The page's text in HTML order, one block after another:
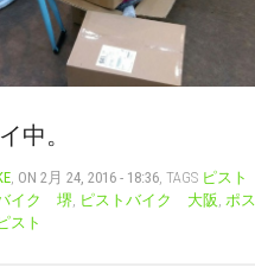
（初回登録はこちら）
ウィッシ
る
中。
ON 2月 24, 2016 - 18:36 , TAGS ピス
イク 堺 ピストバイク 大阪 ポ
スト